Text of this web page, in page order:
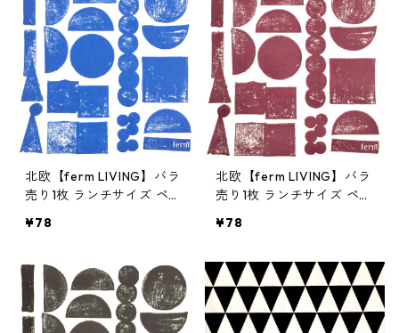
北欧【ferm LIVING】バラ
売り1枚 ランチサイズ ペー
ー
¥78
北欧【ferm LIVING】バラ
売り1枚 ランチサイズ ペー
ウン
¥78